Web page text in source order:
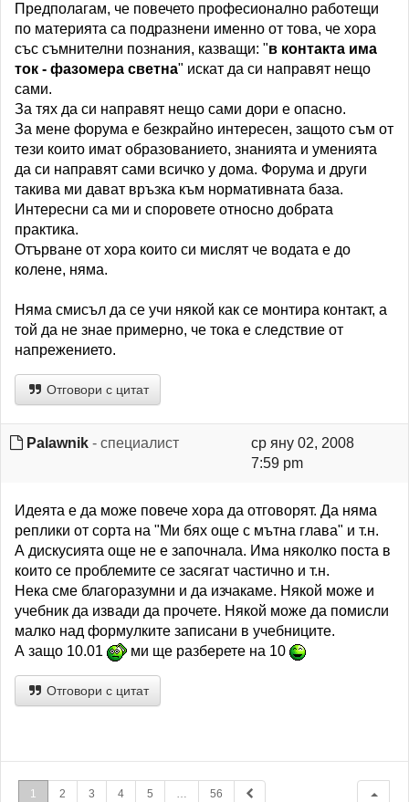
Предполагам, че повечето професионално работещи
по материята са подразнени именно от това, че хора
със съмнителни познания, казващи: "в контакта има
ток - фазомера светна" искат да си направят нещо
сами.
За тях да си направят нещо сами дори е опасно.
За мене форума е безкрайно интересен, защото съм от
тези които имат образованието, знанията и уменията
да си направят сами всичко у дома. Форума и други
такива ми дават връзка към нормативната база.
Интересни са ми и споровете относно добрата
практика.
Отърване от хора които си мислят че водата е до
колене, няма.
Няма смисъл да се учи някой как се монтира контакт, а
той да не знае примерно, че тока е следствие от
напрежението.
Отговори с цитат
Palawnik - специалист
ср яну 02, 2008
7:59 pm
Идеята е да може повече хора да отговорят. Да няма
реплики от сорта на "Ми бях още с мътна глава" и т.н.
А дискусията още не е започнала. Има няколко поста в
които се проблемите се засягат частично и т.н.
Нека сме благоразумни и да изчакаме. Някой може и
учебник да извади да прочете. Някой може да помисли
малко над формулките записани в учебниците.
А защо 10.01
ми ще разберете на 10
Отговори с цитат
1 2 3 4 5 … 56